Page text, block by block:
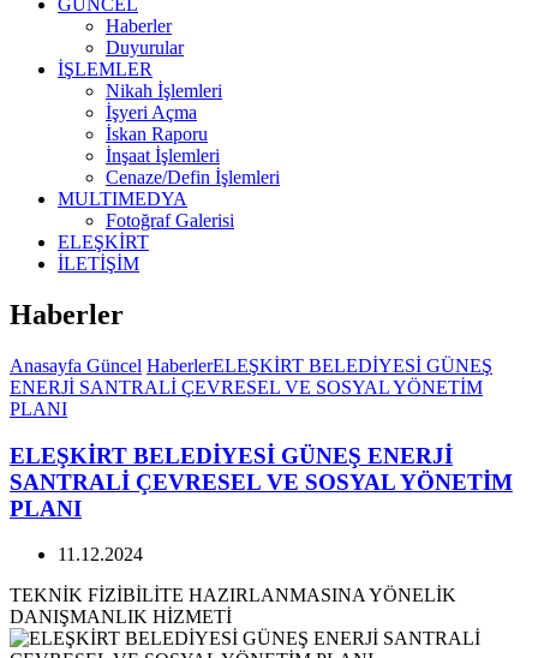
GÜNCEL
Haberler
Duyurular
İŞLEMLER
Nikah İşlemleri
İşyeri Açma
İskan Raporu
İnşaat İşlemleri
Cenaze/Defin İşlemleri
MULTIMEDYA
Fotoğraf Galerisi
ELEŞKİRT
İLETİŞİM
Haberler
Anasayfa Güncel HaberlerELEŞKİRT BELEDİYESİ GÜNEŞ
ENERJİ SANTRALİ ÇEVRESEL VE SOSYAL YÖNETİM
PLANI
ELEŞKİRT BELEDİYESİ GÜNEŞ ENERJİ
SANTRALİ ÇEVRESEL VE SOSYAL YÖNETİM
PLANI
11.12.2024
TEKNİK FİZİBİLİTE HAZIRLANMASINA YÖNELİK
DANIŞMANLIK HİZMETİ